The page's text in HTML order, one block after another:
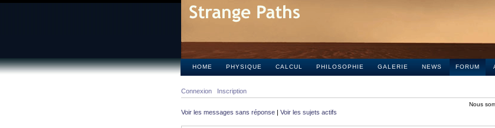
HOME PHYSIQUE CALCUL PHILOSOPHIE GALERIE NEWS FORUM
Connexion Inscription
Nous
Voir les messages sans réponse | Voir les sujets actifs